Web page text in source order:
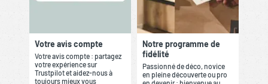
Votre avis compte
Votre avis compte : partagez
votre expérience sur
Trustpilot et aidez-nous à
toujours mieux vous
Notre programme de
fidélité
Passionné de déco, novice
en pleine découverte ou pro